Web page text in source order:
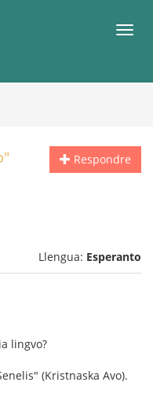
Respondre
Llengua: Esperanto
lingvo?
(Kristnaska Avo).